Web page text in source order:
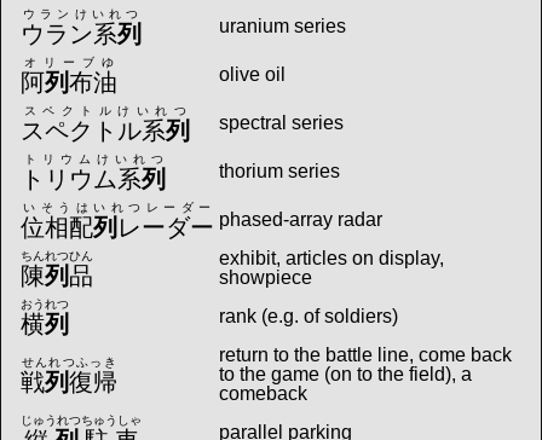
ウラン系列
ウランけいれつ
uranium series
阿列布油
オリーブゆ
olive oil
スペクトル系列
スペクトルけいれつ
spectral series
トリウム系列
トリウムけいれつ
thorium series
位相配列 レーダー
いそうはいれつレーダー
phased-array radar
陳列 品
ちんれつひん
exhibit, articles on display,
showpiece
横列
おうれつ
rank (e.g. of soldiers)
戦列復帰
せんれつふっき
return to the battle line, come back
to the game (on to the field), a
comeback
じゅうれつちゅうしゃ
parallel parking